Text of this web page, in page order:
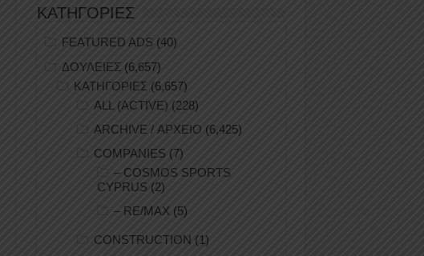
ΚΑΤΗΓΟΡΙΕΣ
FEATURED ADS (40)
ΔΟΥΛΕΙΕΣ (6,657)
ΚΑΤΗΓΟΡΙΕΣ (6,657)
ALL (ACTIVE) (228)
ARCHIVE / ΑΡΧΕΙΟ (6,425)
COMPANIES (7)
– COSMOS SPORTS
CYPRUS (2)
– RE/MAX (5)
CONSTRUCTION (1)